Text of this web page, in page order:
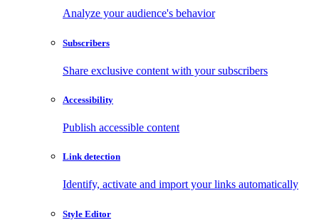
Analyze your audience's behavior
Subscribers
Share exclusive content with your subscribers
Accessibility
Publish accessible content
Link detection
Identify, activate and import your links automatically
Style Editor